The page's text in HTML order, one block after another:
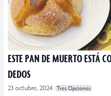
ESTE PAN DE MUERTO ESTÁ
DEDOS
23 octubre, 2024
Tres Opciones